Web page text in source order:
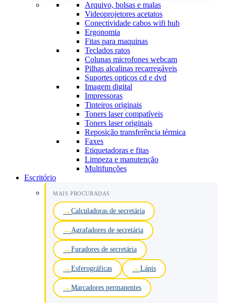
Arquivo, bolsas e malas
Videoprojetores acetatos
Conectividade cabos wifi hub
Ergonomia
Fitas para maquinas
Teclados ratos
Colunas microfones webcam
Pilhas alcalinas recarregáveis
Suportes opticos cd e dvd
Imagem digital
Impressoras
Tinteiros originais
Toners laser compatíveis
Toners laser originais
Reposição transferência térmica
Faxes
Etiquetadoras e fitas
Limpeza e manutenção
Multifunções
Escritório
MAIS PROCURADAS
Calculadoras de secretária
Agrafadores de secretária
Furadores de secretária
Esferográficas Lápis
Marcadores permanentes